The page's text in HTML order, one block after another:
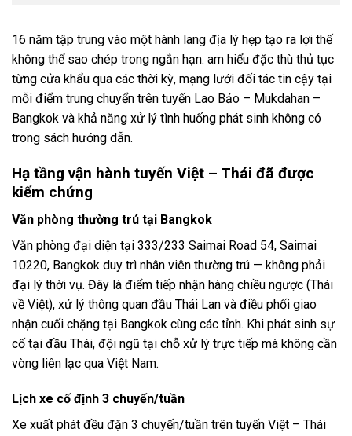
16 năm tập trung vào một hành lang địa lý hẹp tạo ra lợi thế
không thể sao chép trong ngắn hạn: am hiểu đặc thù thủ tục
từng cửa khẩu qua các thời kỳ, mạng lưới đối tác tin cậy tại
mỗi điểm trung chuyển trên tuyến Lao Bảo – Mukdahan –
Bangkok và khả năng xử lý tình huống phát sinh không có
trong sách hướng dẫn.
Hạ tầng vận hành tuyến Việt – Thái đã được
kiểm chứng
Văn phòng thường trú tại Bangkok
Văn phòng đại diện tại 333/233 Saimai Road 54, Saimai
10220, Bangkok duy trì nhân viên thường trú — không phải
đại lý thời vụ. Đây là điểm tiếp nhận hàng chiều ngược (Thái
về Việt), xử lý thông quan đầu Thái Lan và điều phối giao
nhận cuối chặng tại Bangkok cùng các tỉnh. Khi phát sinh sự
cố tại đầu Thái, đội ngũ tại chỗ xử lý trực tiếp mà không cần
vòng liên lạc qua Việt Nam.
Lịch xe cố định 3 chuyến/tuần
Xe xuất phát đều đặn 3 chuyến/tuần trên tuyến Việt – Thái